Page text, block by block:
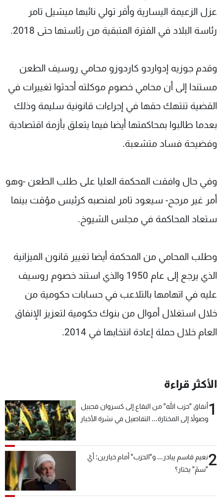
عزل الزعيمة اليسارية وأقر تولي نائبها ميشيل تامر
رئاسة البلاد في الفترة المتبقية من رئاستها حتى 2018.
وقدم جوزيه إدواردو كاردوزو محامي روسيف الطعن
مستندا إلى أن محامي خصوم موكلته أحدثوا تغييرات في
القضية تنتهك حقها في إجراءات قانونية سليمة وذلك
بعدما طالبوا بمحاكمتها أيضا فيما يتعلق بأزمة اقتصادية
وفضيحة فساد متشعبة.
وفي حال وافقت المحكمة العليا على طلب الطعن -وهو
أمر غير مرجح- سيعود تامر لمنصبه كرئيس مؤقت بينما
ستعاد المحاكمة في مجلس الشيوخ.
وطلب المحامي من المحكمة أيضا تغيير قانون الميزانية
الذي يرجع إلى عام 1950 والذي استند خصوم روسيف
عليه في اتهامها بالتلاعب في حسابات حكومية من
خلال استغلال أموال من بنوك حكومية لتعزيز الإنفاق
العام خلال حملة إعادة انتخابها في 2014.
الأكثر قراءة
1أنفاق "حزب الله" من البقاع إلى كسروان فجبيل
وصولاً إلى المختارة... التفاصيل في نشرة الأخبار
2نعيم قاسم يبادر... و"الحزب" أمام خيارين: أيّ
"سمّ" يختار؟